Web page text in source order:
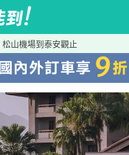
松山機場到泰安觀止